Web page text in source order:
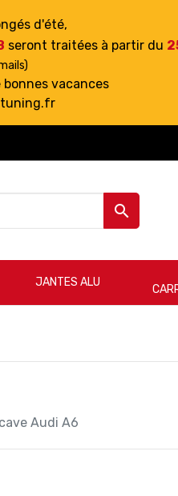
d'été,
seront traitées à partir du
vacances
tuning.fr

JANTES ALU
Audi A6